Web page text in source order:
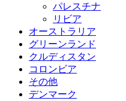
パレスチナ
リビア
オーストラリア
グリーンランド
クルディスタン
コロンビア
その他
デンマーク